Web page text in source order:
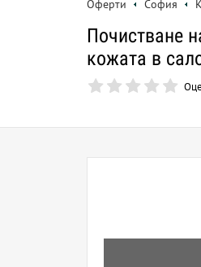
Оферти София
Почистване
кожата в